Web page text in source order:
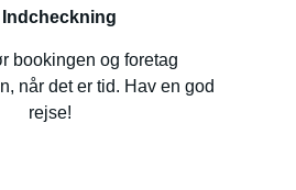
Indcheckning
bookingen og foretag
når det er tid. Hav en god
rejse!